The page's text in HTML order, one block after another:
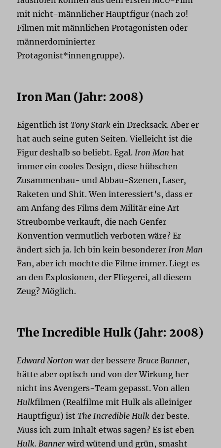
mit nicht-männlicher Hauptfigur (nach 20!
Filmen mit männlichen Protagonisten oder
männerdominierter
Protagonist*innengruppe).
Iron Man (Jahr: 2008)
Eigentlich istTony Stark ein Drecksack. Aber er
hat auch seine guten Seiten. Vielleicht ist die
Figur deshalb so beliebt. Egal. Iron Man hat
immer ein cooles Design, diese hübschen
Zusammenbau- und Abbau-Szenen, Laser,
Raketen und Shit. Wen interessiert’s, dass er
am Anfang des Films dem Militär eine Art
Streubombe verkauft, die nach Genfer
Konvention vermutlich verboten wäre? Er
ändert sich ja. Ich bin kein besonderer Iron Man
Fan, aber ich mochte die Filme immer. Liegt es
an den Explosionen, der Fliegerei, all diesem
Zeug? Möglich.
The Incredible Hulk (Jahr: 2008)
Edward Norton war der bessere Bruce Banner,
hätte aber optisch und von der Wirkung her
nicht ins Avengers-Team gepasst. Von allen
Hulkfilmen (Realfilme mit Hulk als alleiniger
Hauptfigur) istThe Incredible Hulk der beste.
Muss ich zum Inhalt etwas sagen? Es ist eben
Hulk. Banner wird wütend und grün, smasht